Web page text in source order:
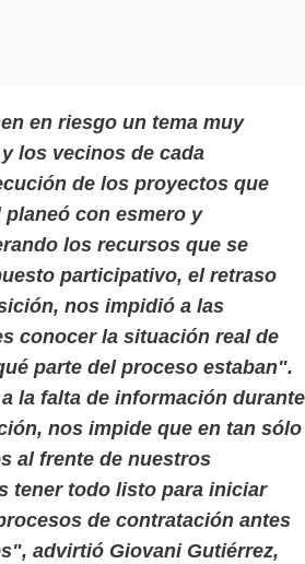
en riesgo un tema muy
los vecinos de cada
de los proyectos que
con esmero y
los recursos que se
participativo, el retraso
nos impidió a las
conocer la situación real de
parte del proceso estaban".
la falta de información durante
nos impide que en tan sólo
al frente de nuestros
tener todo listo para iniciar
de contratación antes
advirtió Giovani Gutiérrez,